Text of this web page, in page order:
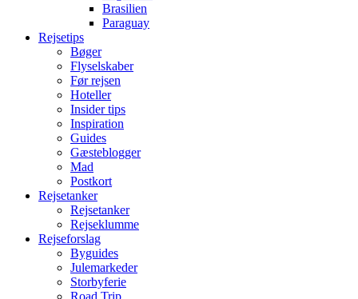
Brasilien
Paraguay
Rejsetips
Bøger
Flyselskaber
Før rejsen
Hoteller
Insider tips
Inspiration
Guides
Gæsteblogger
Mad
Postkort
Rejsetanker
Rejsetanker
Rejseklumme
Rejseforslag
Byguides
Julemarkeder
Storbyferie
Road Trip